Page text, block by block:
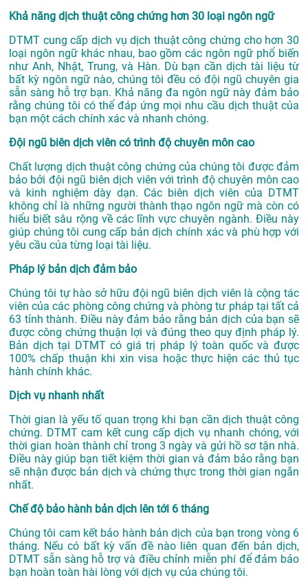
Khả năng dịch thuật công chứng hơn 30 loại ngôn ngữ
DTMT cung cấp dịch vụ dịch thuật công chứng cho hơn 30
loại ngôn ngữ khác nhau, bao gồm các ngôn ngữ phổ biến
như Anh, Nhật, Trung, và Hàn. Dù bạn cần dịch tài liệu từ
bất kỳ ngôn ngữ nào, chúng tôi đều có đội ngũ chuyên gia
sẵn sàng hỗ trợ bạn. Khả năng đa ngôn ngữ này đảm bảo
rằng chúng tôi có thể đáp ứng mọi nhu cầu dịch thuật của
bạn một cách chính xác và nhanh chóng.
Đội ngũ biên dịch viên có trình độ chuyên môn cao
Chất lượng dịch thuật công chứng của chúng tôi được đảm
bảo bởi đội ngũ biên dịch viên với trình độ chuyên môn cao
và kinh nghiệm dày dạn. Các biên dịch viên của DTMT
không chỉ là những người thành thạo ngôn ngữ mà còn có
hiểu biết sâu rộng về các lĩnh vực chuyên ngành. Điều này
giúp chúng tôi cung cấp bản dịch chính xác và phù hợp với
yêu cầu của từng loại tài liệu.
Pháp lý bản dịch đảm bảo
Chúng tôi tự hào sở hữu đội ngũ biên dịch viên là cộng tác
viên của các phòng công chứng và phòng tư pháp tại tất cả
63 tỉnh thành. Điều này đảm bảo rằng bản dịch của bạn sẽ
được công chứng thuận lợi và đúng theo quy định pháp lý.
Bản dịch tại DTMT có giá trị pháp lý toàn quốc và được
100% chấp thuận khi xin visa hoặc thực hiện các thủ tục
hành chính khác.
Dịch vụ nhanh nhất
Thời gian là yếu tố quan trọng khi bạn cần dịch thuật công
chứng. DTMT cam kết cung cấp dịch vụ nhanh chóng, với
thời gian hoàn thành chỉ trong 3 ngày và gửi hồ sơ tận nhà.
Điều này giúp bạn tiết kiệm thời gian và đảm bảo rằng bạn
sẽ nhận được bản dịch và chứng thực trong thời gian ngắn
nhất.
Chế độ bảo hành bản dịch lên tới 6 tháng
Chúng tôi cam kết bảo hành bản dịch của bạn trong vòng 6
tháng. Nếu có bất kỳ vấn đề nào liên quan đến bản dịch,
DTMT sẵn sàng hỗ trợ và điều chỉnh miễn phí để đảm bảo
bạn hoàn toàn hài lòng với dịch vụ của chúng tôi.